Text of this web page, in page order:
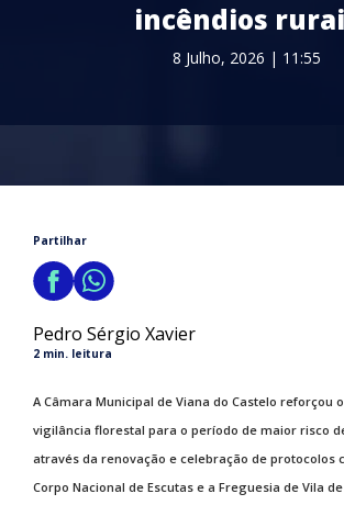
incêndios
8 Julho, 2026 | 11:55
Partilhar
Pedro Sérgio Xavier
2 min. leitura
A Câmara Municipal de Viana do Castelo reforçou
vigilância florestal para o período de maior risco
através da renovação e celebração de protocolos
Corpo Nacional de Escutas e a Freguesia de Vila